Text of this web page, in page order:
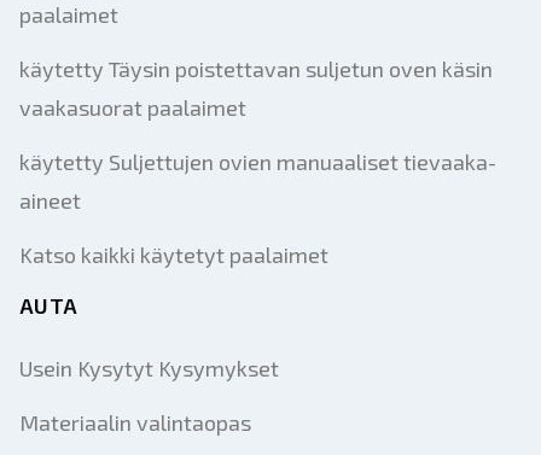
paalaimet
käytetty Täysin poistettavan suljetun oven käsin
vaakasuorat paalaimet
käytetty Suljettujen ovien manuaaliset tievaaka-
aineet
Katso kaikki käytetyt paalaimet
AUTA
Usein Kysytyt Kysymykset
Materiaalin valintaopas